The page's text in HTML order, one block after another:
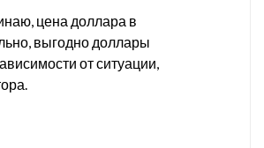
цена доллара в
выгодно доллары
от ситуации,